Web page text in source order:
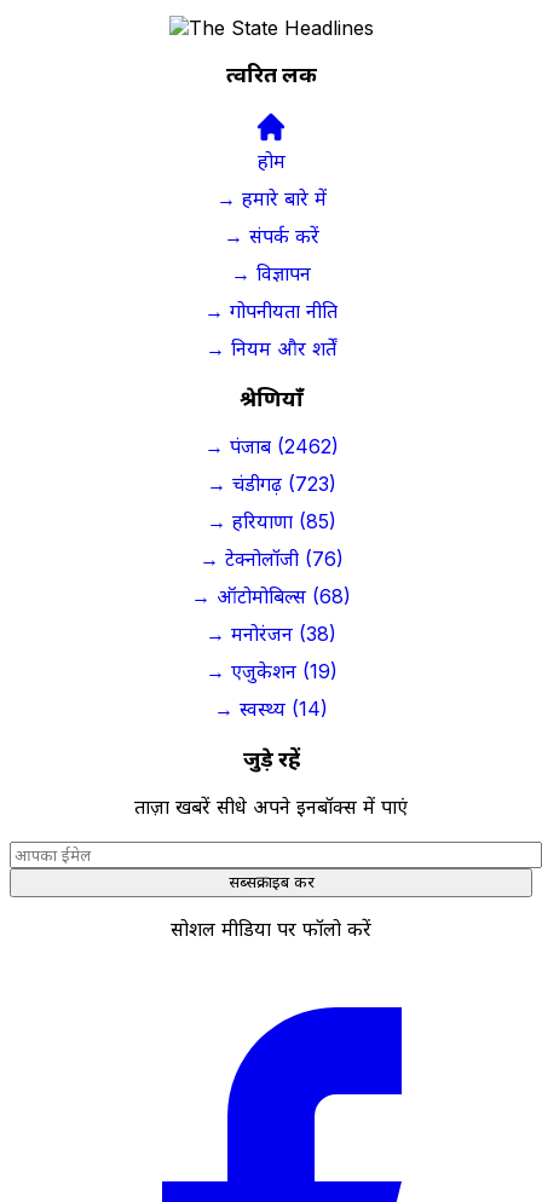
त्वरित लिंक
होम
→ हमारे बारे में
→ संपर्क करें
→ विज्ञापन
→ गोपनीयता नीति
→ नियम और शर्तें
श्रेणियाँ
→ पंजाब (2462)
→ चंडीगढ़ (723)
→ हरियाणा (85)
→ टेक्नोलॉजी (76)
→ ऑटोमोबिल्स (68)
→ मनोरंजन (38)
→ एजुकेशन (19)
→ स्वस्थ्य (14)
जुड़े रहें
ताज़ा खबरें सीधे अपने इनबॉक्स में पाएं
सब्सक्राइब करें
सोशल मीडिया पर फॉलो करें